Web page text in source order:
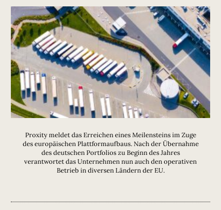
Proxity meldet das Erreichen eines Meilensteins im Zuge
des europäischen Plattformaufbaus. Nach der Übernahme
des deutschen Portfolios zu Beginn des Jahres
verantwortet das Unternehmen nun auch den operativen
Betrieb in diversen Ländern der EU.